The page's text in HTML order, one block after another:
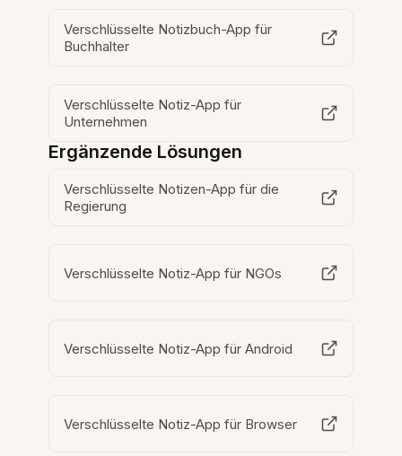
Verschlüsselte Notizbuch-App für
Buchhalter
Verschlüsselte Notiz-App für
Unternehmen
Ergänzende Lösungen
Verschlüsselte Notizen-App für die
Regierung
Verschlüsselte Notiz-App für NGOs
Verschlüsselte Notiz-App für Android
Verschlüsselte Notiz-App für Browser